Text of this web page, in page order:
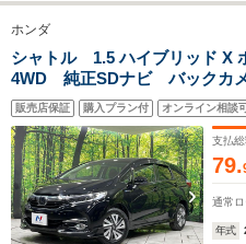
ホンダ
シャトル 1.5 ハイブリッド X
4WD 純正SDナビ バックカ
減装置 レーダークルーズコ
トヒーター ETC デュアル
Bluetooth機能 ドアバイザー
販売店保証 購入プラン付 オンライン相談
支払
79.
通常
年式